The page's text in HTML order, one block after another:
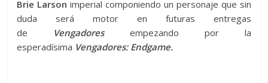
Brie Larson imperial componiendo un personaje que sin
duda será motor en futuras entregas
de Vengadores
empezando por la
esperadísima Vengadores: Endgame.